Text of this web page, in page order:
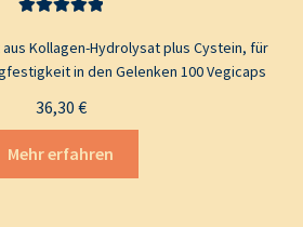
5.00von 5
Kollagen-Hydrolysat plus Cystein, für
in den Gelenken 100 Vegicaps
36,30 €
Mehr erfahren